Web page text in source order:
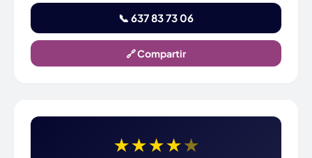
📞 637 83 73 06
🔗 Compartir
★★★★★